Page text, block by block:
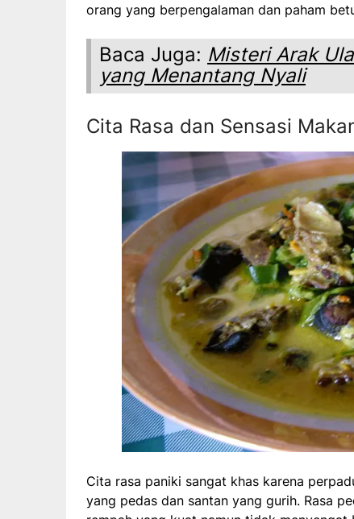
orang yang berpengalaman dan paham
Baca Juga: Misteri Arak
yang Menantang Nyali
Cita Rasa dan Sensasi
Cita rasa paniki sangat khas karena
yang pedas dan santan yang gurih. Rasa